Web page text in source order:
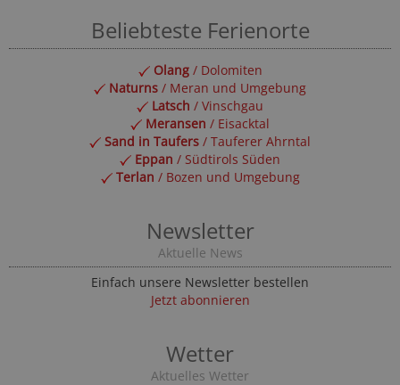
Beliebteste Ferienorte
Olang/ Dolomiten
Naturns / Meran und Umgebung
Latsch / Vinschgau
Meransen / Eisacktal
Sand in Taufers / Tauferer Ahrntal
Eppan / Südtirols Süden
Terlan / Bozen und Umgebung
Newsletter
Aktuelle News
Einfach unsere Newsletter bestellen
Jetzt abonnieren
Wetter
Aktuelles Wetter